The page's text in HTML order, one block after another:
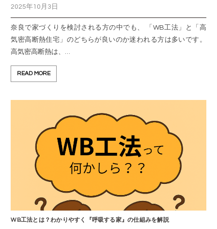
2025年10月3日
奈良で家づくりを検討される方の中でも、 「WB工法」と「高
気密高断熱住宅」のどちらが良いのか迷われる方は多いです。
高気密高断熱は、…
READ MORE
WB工法とは？わかりやすく『呼吸する家』の仕組みを解説